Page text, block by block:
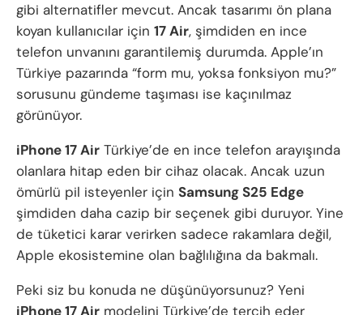
gibi alternatifler mevcut. Ancak tasarımı ön plana
koyan kullanıcılar için 17 Air, şimdiden en ince
telefon unvanını garantilemiş durumda. Apple’ın
Türkiye pazarında “form mu, yoksa fonksiyon mu?”
sorusunu gündeme taşıması ise kaçınılmaz
görünüyor.
iPhone 17 Air Türkiye’de en ince telefon arayışında
olanlara hitap eden bir cihaz olacak. Ancak uzun
ömürlü pil isteyenler için Samsung S25 Edge
şimdiden daha cazip bir seçenek gibi duruyor. Yine
de tüketici karar verirken sadece rakamlara değil,
Apple ekosistemine olan bağlılığına da bakmalı.
Peki siz bu konuda ne düşünüyorsunuz? Yeni
iPhone 17 Air modelini Türkiye’de tercih eder